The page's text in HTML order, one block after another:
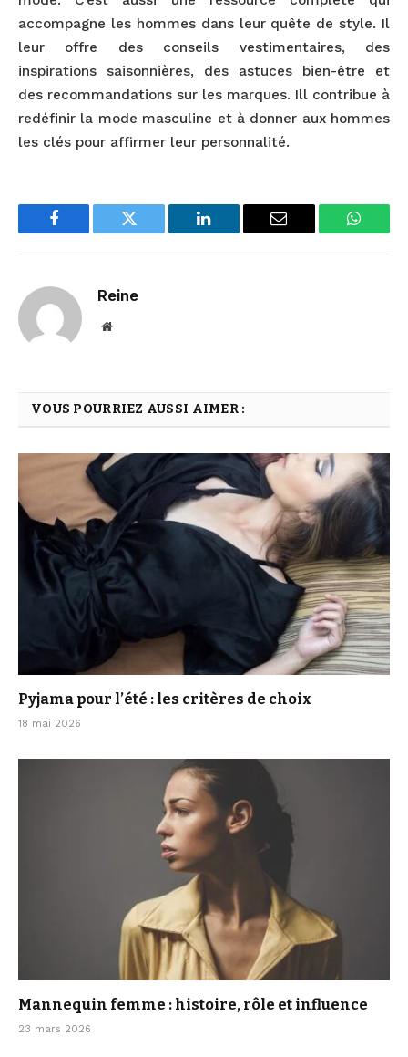
accompagne les hommes dans leur quête de style. Il
leur offre des conseils vestimentaires, des
inspirations saisonnières, des astuces bien-être et
des recommandations sur les marques. Ill contribue à
redéfinir la mode masculine et à donner aux hommes
les clés pour affirmer leur personnalité.
Facebook Twitter LinkedIn Email
Reine
Website
VOUS POURRIEZ AUSSI AIMER :
Pyjama pour l’été : les critères de choix
18 mai 2026
Mannequin femme : histoire, rôle et influence
23 mars 2026